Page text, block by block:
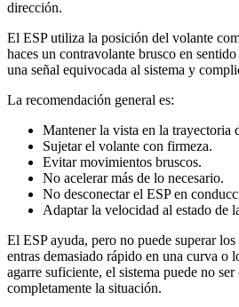
dirección.
El ESP utiliza la posición del volante
haces un contravolante brusco en
una señal equivocada al sistema y
La recomendación general es:
Mantener la vista en la trayectoria
Sujetar el volante con firmeza.
Evitar movimientos bruscos.
No acelerar más de lo necesario.
No desconectar el ESP en
Adaptar la velocidad al estado de
El ESP ayuda, pero no puede superar
entras demasiado rápido en una curva o
agarre suficiente, el sistema puede no
completamente la situación.